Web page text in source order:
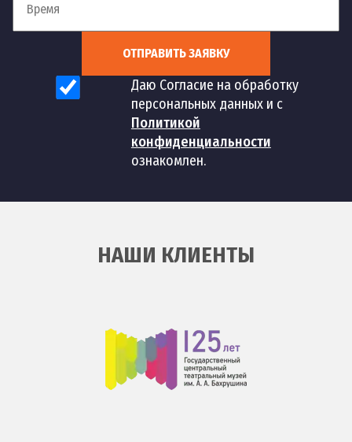
ОТПРАВИТЬ ЗАЯВКУ
Даю Согласие на обработку
персональных данных и с
Политикой
конфиденциальности
ознакомлен.
НАШИ КЛИЕНТЫ